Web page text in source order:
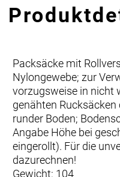
Packsäcke mit
Nylongewebe; zur
vorzugsweise in nicht
genähten
runder Boden;
Angabe Höhe bei
eingerollt). Für die
dazurechnen!
Gewicht: 104